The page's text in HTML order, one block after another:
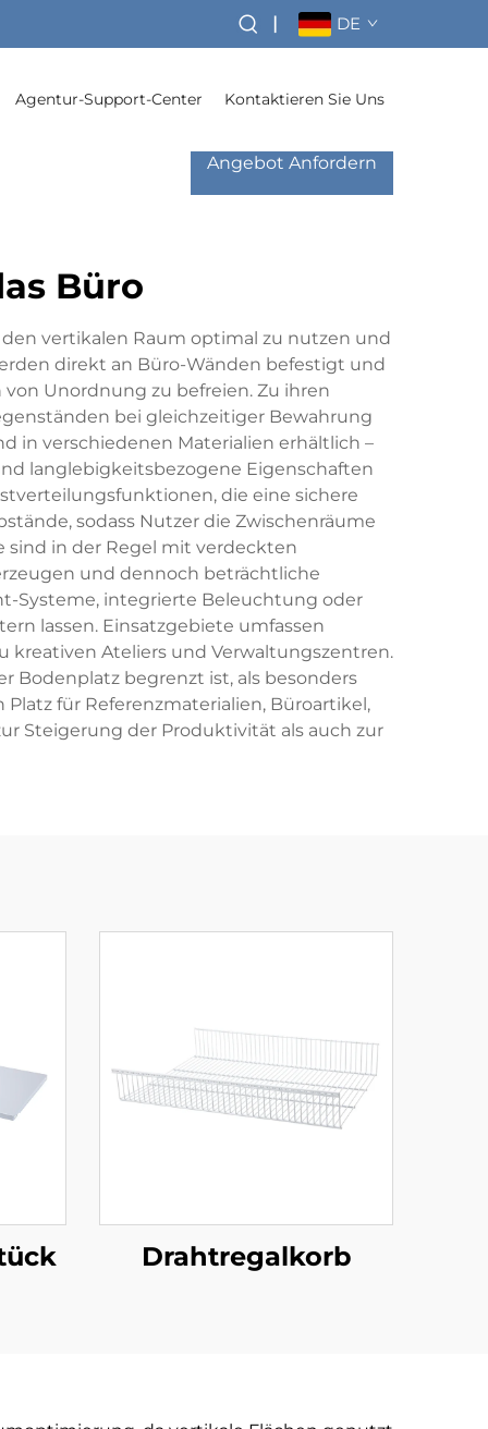
| DE
Agentur-Support-Center Kontaktieren Sie Uns
Angebot Anfordern
Büro
vertikalen Raum optimal zu nutzen und
direkt an Büro-Wänden befestigt und
Unordnung zu befreien. Zu ihren
bei gleichzeitiger Bewahrung
in verschiedenen Materialien erhältlich –
langlebigkeitsbezogene Eigenschaften
die eine sichere
sodass Nutzer die Zwischenräume
sind in der Regel mit verdeckten
und dennoch beträchtliche
Systeme, integrierte Beleuchtung oder
lassen. Einsatzgebiete umfassen
Ateliers und Verwaltungszentren.
Bodenplatz begrenzt ist, als besonders
für Referenzmaterialien, Büroartikel,
Steigerung der Produktivität als auch zur
Drahtregalkorb